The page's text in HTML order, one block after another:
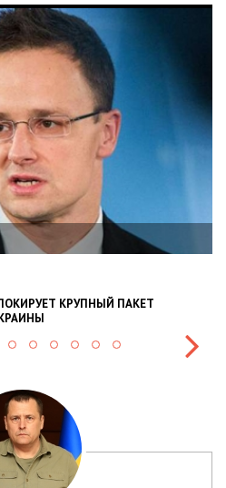
ЛЯКАЄ ГРОМАДЯН ПОГІРШЕННЯМ
МОБІЛІЗАЦІЇ ПОЛІЦІЯНТІВ НА